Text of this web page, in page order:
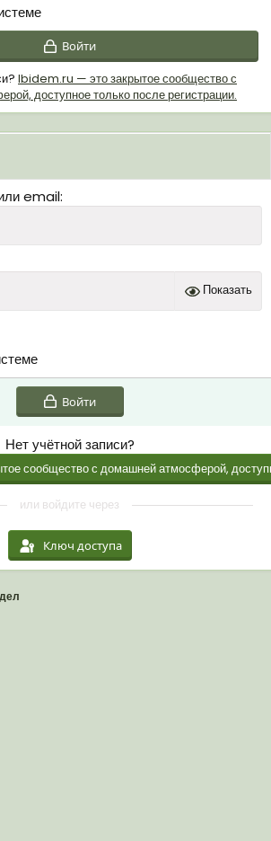
Войти
Ibidem.ru — это закрытое сообщество с
доступное только после регистрации.
email
Показать
Войти
Нет учётной записи?
сообщество с домашней атмосферой,
или войдите через
Ключ доступа